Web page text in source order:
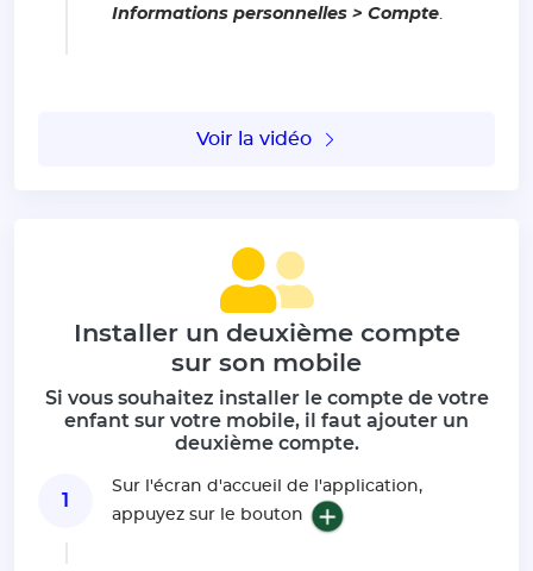
Informations personnelles > Compte.
Voir la vidéo
Installer un deuxième compte
sur son mobile
Si vous souhaitez installer le compte de votre
enfant sur votre mobile, il faut ajouter un
deuxième compte.
1
Sur l'écran d'accueil de l'application,
appuyez sur le bouton